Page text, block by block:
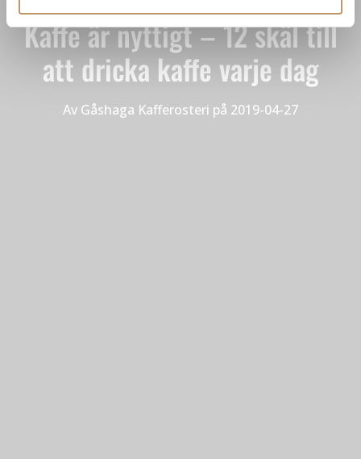
Kaffe är nyttigt – 12 skäl till
att dricka kaffe varje dag
Av Gåshaga Kafferosteri på 2019-04-27